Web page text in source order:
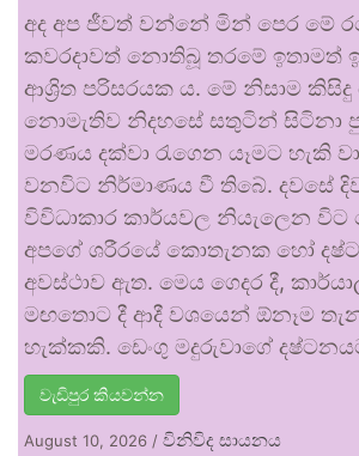
අද අප ජීවත් වන්නේ මින් පෙර මේ
කවරදාවත් නොතිබූ තරමේ ඉතාමත්
ආශ්‍රිත පරිසරයක ය. මේ නිසාම
නොමැතිව නිදහසේ සතුටින් සිටිනා
මරණය දක්වා රැගෙන යෑමට හැකි
වනවිට නිර්මාණය වී තිබේ. දවසේ
විවිධාකාර කාර්යවල නියැලෙන විට
අපගේ ශරීරයේ කොතැනක හෝ
අවස්ථාව ඇත. මෙය ගෙදර දී,
මඟතොට දී ආදී වශයෙන් ඕනෑම
හැක්කකි. ඩෙංගු මදුරුවාගේ
වැඩිපුර කියවන්න
August 10, 2026 / විනිවිද සායනය